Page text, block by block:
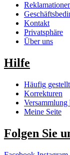
Kontakt
Privatsphäre
Über uns
Hilfe
Häufig
Korrekturen
Meine Seite
Folgen Sie